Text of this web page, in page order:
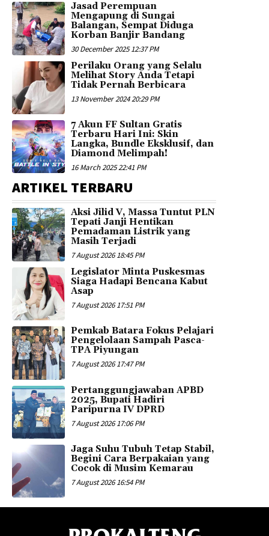
Jasad Perempuan
Mengapung di Sungai
Balangan, Sempat Diduga
Korban Banjir Bandang
30 December 2025 12:37 PM
Perilaku Orang yang Selalu
Melihat Story Anda Tetapi
Tidak Pernah Berbicara
13 November 2024 20:29 PM
7 Akun FF Sultan Gratis
Terbaru Hari Ini: Skin
Langka, Bundle Eksklusif, dan
Diamond Melimpah!
16 March 2025 22:41 PM
ARTIKEL TERBARU
Aksi Jilid V, Massa Tuntut PLN
Tepati Janji Hentikan
Pemadaman Listrik yang
Masih Terjadi
7 August 2026 18:45 PM
Legislator Minta Puskesmas
Siaga Hadapi Bencana Kabut
Asap
7 August 2026 17:51 PM
Pemkab Batara Fokus Pelajari
Pengelolaan Sampah Pasca-
TPA Piyungan
7 August 2026 17:47 PM
Pertanggungjawaban APBD
2025, Bupati Hadiri
Paripurna IV DPRD
7 August 2026 17:06 PM
Jaga Suhu Tubuh Tetap Stabil,
Begini Cara Berpakaian yang
Cocok di Musim Kemarau
7 August 2026 16:54 PM